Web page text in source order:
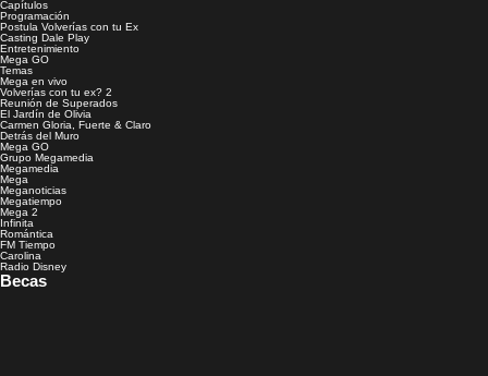
Capítulos
Programación
Postula Volverías con tu Ex
Casting Dale Play
Entretenimiento
Mega GO
Temas
Mega en vivo
Volverías con tu ex? 2
Reunión de Superados
El Jardín de Olivia
Carmen Gloria, Fuerte & Claro
Detrás del Muro
Mega GO
Grupo Megamedia
Megamedia
Mega
Meganoticias
Megatiempo
Mega 2
Infinita
Romántica
FM Tiempo
Carolina
Radio Disney
Becas